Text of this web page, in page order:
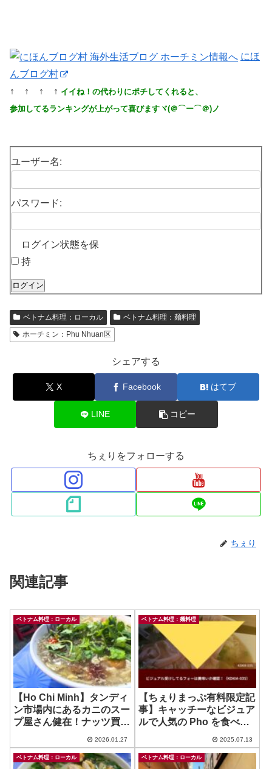
にほ
んブログ村
↑ ↑ ↑ ↑ イイね！の代わりにポチしてくれると、
参加してるランキングが上がって喜びますヾ(＠⌒ー⌒＠)ノ
ユーザー名:
パスワード:
ログイン状態を保
持
ログイン
ベトナム料理：ローカル
ベトナム料理：麺料理
ホーチミン：Phu Nhuan区
シェアする
X Facebook はてブ
LINE コピー
ちぇりをフォローする
ちぇり
関連記事
ベトナム料理：ローカル
【Ho Chi Minh】タンディ
ン市場内にあるカニのスー
プ屋さん健在！ナッツ買い
す？ ~ Lien Sup Cua
2026.01.27
ベトナム料理：麺料理
【ちぇりまっぷ有料限定記
事】キャッチーなビジュア
ルで人気の Pho を食べま
2025.07.13
ベトナム料理：ローカル ベトナム料理：ローカル